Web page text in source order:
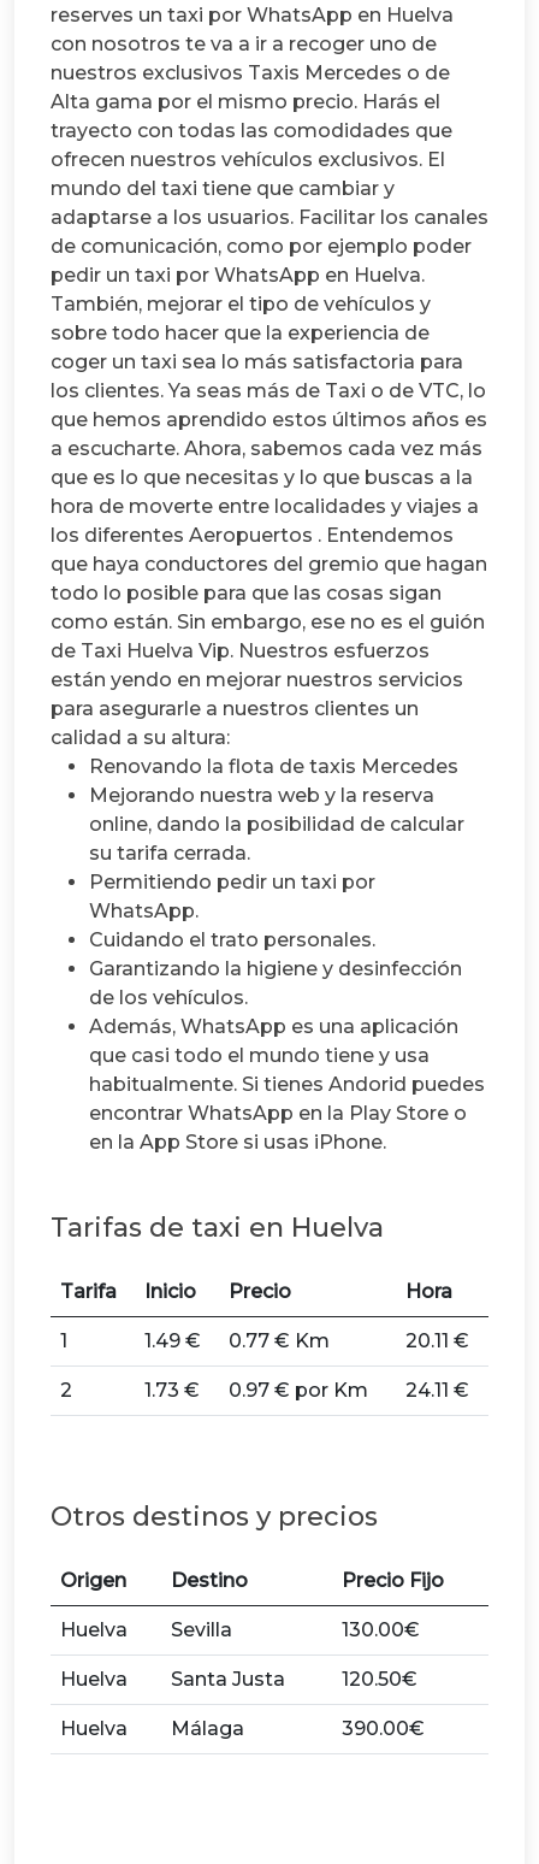
reserves un taxi por WhatsApp en Huelva
con nosotros te va a ir a recoger uno de
nuestros exclusivos Taxis Mercedes o de
Alta gama por el mismo precio. Harás el
trayecto con todas las comodidades que
ofrecen nuestros vehículos exclusivos. El
mundo del taxi tiene que cambiar y
adaptarse a los usuarios. Facilitar los canales
de comunicación, como por ejemplo poder
pedir un taxi por WhatsApp en Huelva.
También, mejorar el tipo de vehículos y
sobre todo hacer que la experiencia de
coger un taxi sea lo más satisfactoria para
los clientes.Ya seas más de Taxi o de VTC, lo
que hemos aprendido estos últimos años es
a escucharte. Ahora, sabemos cada vez más
que es lo que necesitas y lo que buscas a la
hora de moverte entre localidades y viajes a
los diferentes Aeropuertos . Entendemos
que haya conductores del gremio que hagan
todo lo posible para que las cosas sigan
como están. Sin embargo, ese no es el guión
de Taxi Huelva Vip. Nuestros esfuerzos
están yendo en mejorar nuestros servicios
para asegurarle a nuestros clientes un
calidad a su altura:
Renovando la flota de taxis Mercedes
Mejorando nuestra web y la reserva
online, dando la posibilidad de calcular
su tarifa cerrada.
Permitiendo pedir un taxi por
WhatsApp.
Cuidando el trato personales.
Garantizando la higiene y desinfección
de los vehículos.
Además, WhatsApp es una aplicación
que casi todo el mundo tiene y usa
habitualmente. Si tienes Andorid puedes
encontrar WhatsApp en la Play Store o
en la App Store si usas iPhone.
Tarifas de taxi en Huelva
Tarifa Inicio Precio Hora
1 1.49 € 0.77 € Km 20.11 €
2 1.73 € 0.97 € por Km 24.11 €
Otros destinos y precios
Origen Destino Precio Fijo
Huelva Sevilla 130.00€
Huelva Santa Justa 120.50€
Huelva Málaga 390.00€